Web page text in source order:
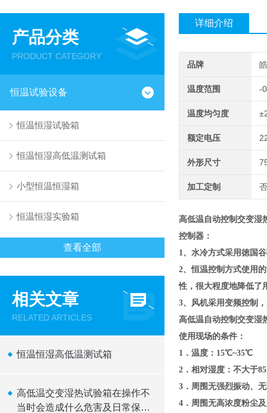
产品分类
PRODUCT CATEGORY
恒温试验设备
恒温恒湿试验箱
恒温恒湿高低温测试箱
小型恒温恒湿箱
恒温恒湿实验箱
查看全部
相关文章
RELATED ARTICLES
恒温恒湿高低温测试箱
高低温交变湿热试验箱在操作不
当时会造成什么危害及日常保养
详细介绍
品牌
温度范围 -
温度均匀度
额定电压
外形尺寸
加工定制
高低温自动控制交变湿
控制器：
1、水冷方式采用徳国
2、恒温控制方式使用
性，很大程度地降低了
3、风机采用变频控制
高低温自动控制交变湿
使用现场的条件：
1．温度：15℃~35℃
2．相对湿度：不大于
3．周围无强烈振动、
4．周围无高浓度粉尘